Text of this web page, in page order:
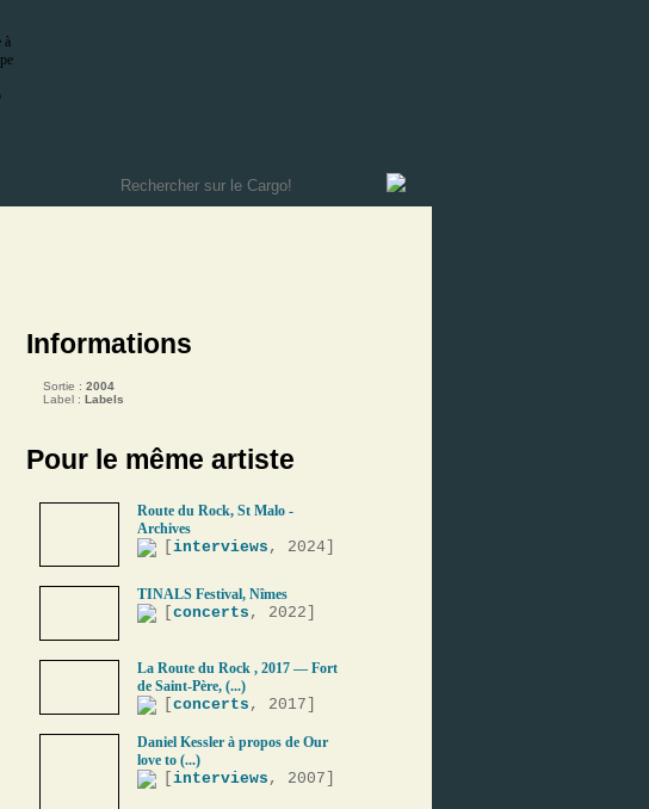
Informations
Sortie : 2004
Label : Labels
Pour le même artiste
Route du Rock, St Malo -
Archives
interviews , 2024]
TINALS Festival, Nîmes
concerts , 2022]
La Route du Rock , 2017 — Fort
de Saint-Père, (...)
concerts , 2017]
Daniel Kessler à propos de Our
love to (...)
interviews , 2007]